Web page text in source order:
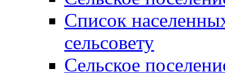
Список
сельсовету
Сельское